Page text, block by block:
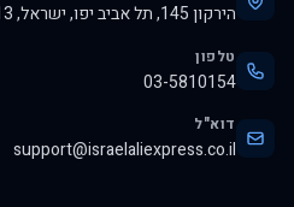
הירקון 145, תל אביב יפו, ישראל, 6345313
טלפון
03-5810154
דוא"ל
support@israelaliexpress.co.il